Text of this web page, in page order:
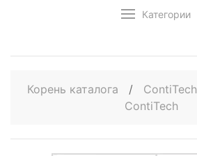
Категории
Корень каталога / ContiTech
ContiTech